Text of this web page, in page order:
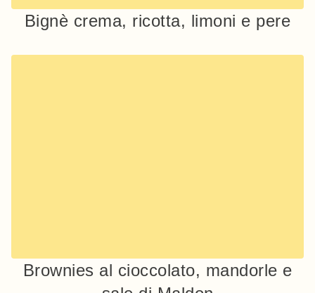
Bignè crema, ricotta, limoni e pere
Brownies al cioccolato, mandorle e